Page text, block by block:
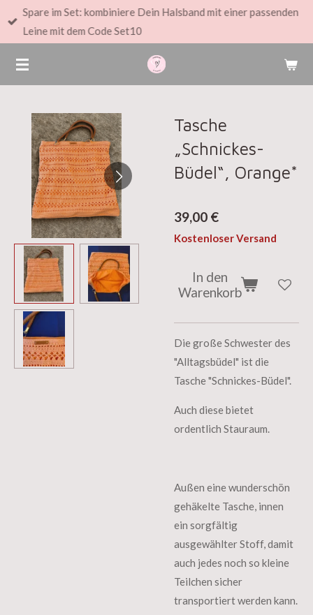
Zum
Hauptinhalt
Spare im Set: kombiniere Dein Halsband mit einer passenden
Leine mit dem Code Set10
Tasche
„Schnickes-
Büdel“, Orange*
39,00 €
Kostenloser Versand
In den
Warenkorb
Die große Schwester des
"Alltagsbüdel" ist die
Tasche "Schnickes-Büdel".
Auch diese bietet
ordentlich Stauraum.
Außen eine wunderschön
gehäkelte Tasche, innen
ein sorgfältig
ausgewählter Stoff, damit
auch jedes noch so kleine
Teilchen sicher
transportiert werden kann.